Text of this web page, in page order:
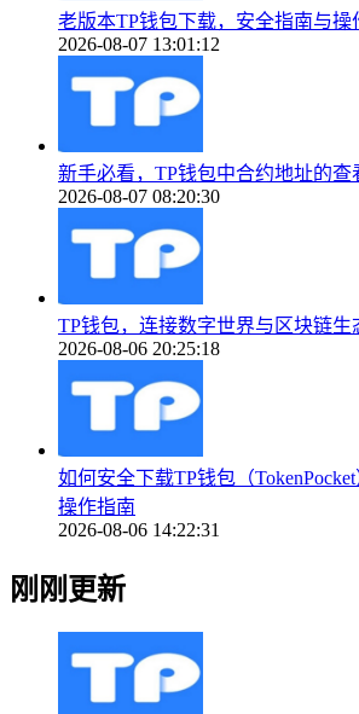
老版本TP钱包下载，安全指南与操
2026-08-07 13:01:12
新手必看，TP钱包中合约地址的查
2026-08-07 08:20:30
TP钱包，连接数字世界与区块链生
2026-08-06 20:25:18
如何安全下载TP钱包（
操作指南
2026-08-06 14:22:31
刚刚更新